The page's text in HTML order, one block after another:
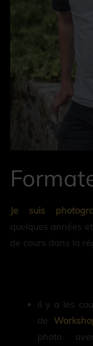
Je suis
quelques années
de cours dans la
Il y a les
de
photo